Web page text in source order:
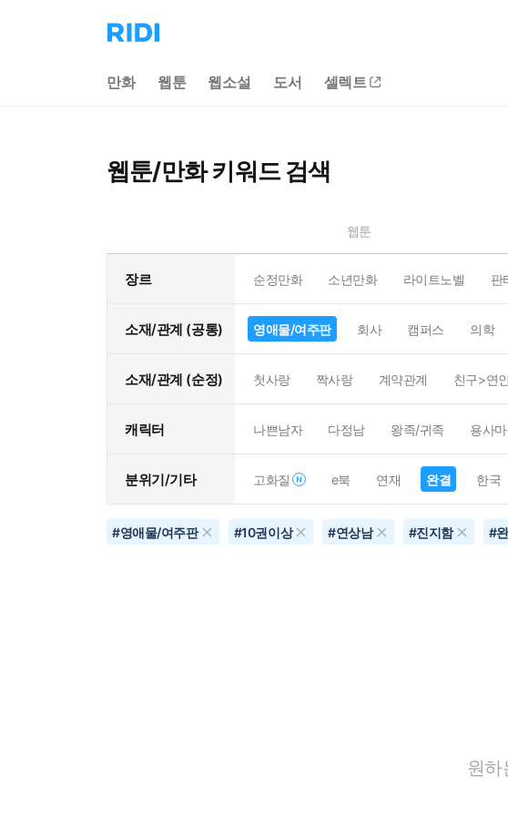
리
디
으
만화 웹툰 웹소설 도서 셀렉트
웹툰/만화 키워드 검색
웹툰
장르 순정만화 소년만화 라이트노벨 판
소재/관계 (공통) 영애물/여주판 회사 캠퍼스 의학
소재/관계 (순정) 첫사랑 짝사랑 계약관계 친구>연인
캐릭터 나쁜남자 다정남 왕족/귀족 용사
분위기/기타 고화질 e북 연재 완결 한국
#영애물/여주판 #10권이상 #연상남 #진지함 #
원